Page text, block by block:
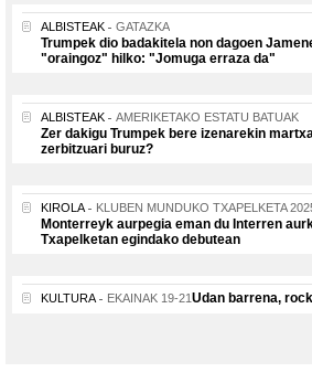
ALBISTEAK GATAZKA
Trumpek dio badakitela non dagoen
"oraingoz" hilko: "Jomuga erraza da"
ALBISTEAK AMERIKETAKO ESTATU BATUAK
Zer dakigu Trumpek bere izenarekin
zerbitzuari buruz?
KIROLA KLUBEN MUNDUKO TXAPELKETA
Monterreyk aurpegia eman du Interren
Txapelketan egindako debutean
KULTURA EKAINAK 19-21Udan barrena,